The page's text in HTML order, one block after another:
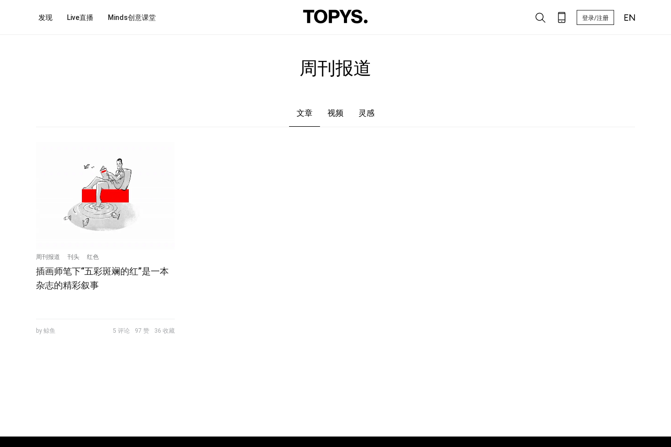
发现 Live直播 Minds创意课堂 登录/注册
文章 视频 灵感
周刊报道 刊头 红色
插画师笔下“五彩斑斓的红”是一本
杂志的精彩叙事
by 鲸鱼 5 评论 97 赞 36 收藏